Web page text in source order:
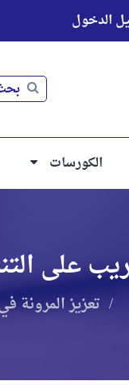
الدخول
الكورسات
على
تعزيز المرونة